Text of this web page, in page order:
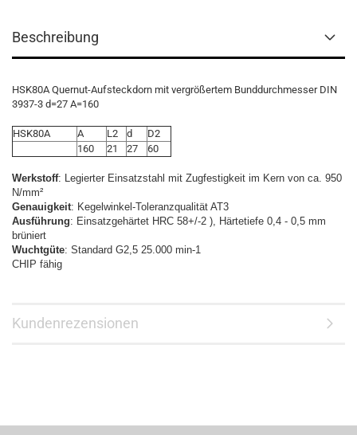
Beschreibung
HSK80A Quernut-Aufsteckdorn mit vergrößertem Bunddurchmesser DIN
3937-3 d=27 A=160
HSK80A A L2 d
D2
160
21 27 60
Werkstoff: Legierter Einsatzstahl mit Zugfestigkeit im Kern von ca. 950
N/mm²
Genauigkeit: Kegelwinkel-Toleranzqualität AT3
Ausführung: Einsatzgehärtet HRC 58+/-2 ), Härtetiefe 0,4 - 0,5 mm
brüniert
Wuchtgüte: Standard G2,5 25.000 min-1
CHIP fähig
Kundenrezensionen